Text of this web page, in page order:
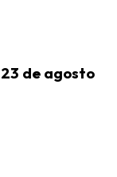
de agosto